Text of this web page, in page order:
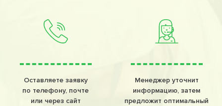
Оставляете заявку
по телефону, почте
или через сайт
Менеджер уточнит
информацию, затем
предложит оптимальный